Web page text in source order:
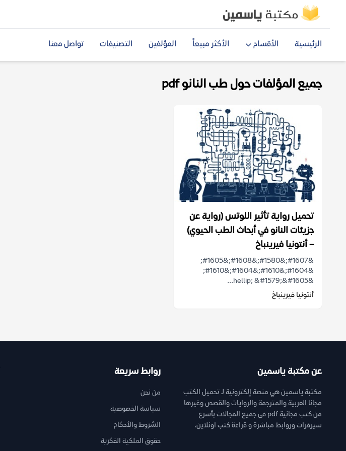
الرئيسية الأقسام الأكثر مبيعاً المؤلفين التصنيفات تواصل معنا
جميع المؤلفات حول طب النانو pdf
تحميل رواية تأثير اللوتس (رواية عن
جزيئات النانو في أبحاث الطب الحيوي)
– أنتونيا فيرينباخ
&#1607;&#1580;&#1608;&#1605;
&#1604;&#1610;&#1604;&#1610;
&hellip; &#1579;&#1605...
أنتونيا فيرينباخ
عن مكتبة ياسمين
مكتبة ياسمين هي منصة إلكترونية لـ تحميل الكتب
مجانا العربية والمترجمة والروايات والقصص وغيرها
من كتب مجانية pdf فى جميع المجالات بأسرع
سيرفرات وروابط مباشرة و قراءة كتب اونلاين.
روابط سريعة
من نحن
سياسة الخصوصية
الشروط والأحكام
حقوق الملكية الفكرية